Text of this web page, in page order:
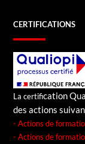
CERTIFICATIONS
La certification
des actions
- Actions de
- Actions de